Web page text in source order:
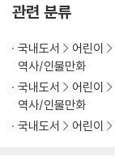
관련 분류
국내도서 어린이
역사/인물만화
국내도서
어린이
역사/인물만화
국내도서
어린이